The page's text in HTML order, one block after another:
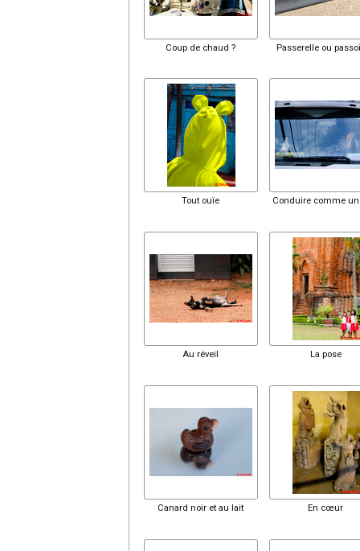
Coup de chaud ? Passerelle ou
Tout ouïe Conduire comme
Au réveil La pose
Canard noir et au lait En cœur